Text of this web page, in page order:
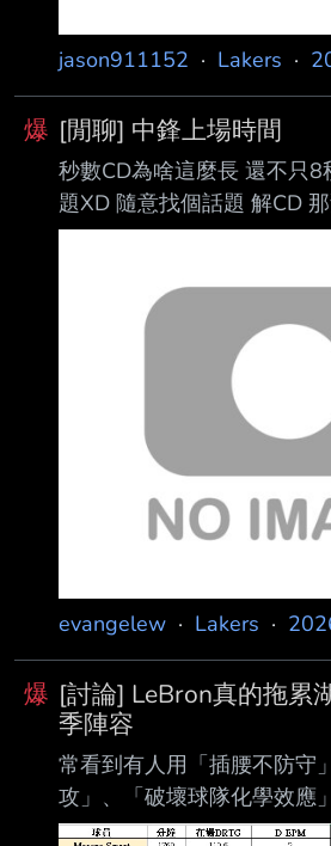
jason911152 · Lakers ·
爆 [閒聊] 中鋒上場時間
秒數CD為啥這麼長 還不只8
題XD 隨意找個話題 解CD
均上場時間好了 上季幾個
31.0 Okongwu 74 31.0
Sengun 72 33.3 Jokic 65
Zubac 48 30.1 其餘中鋒
71 26.9 Duren 70 28
evangelew · Lakers ·
爆 [討論] LeBron真的拖累
季陣容
常看到有人用「插腰不防守
攻」、「破壞球隊化學效應
甚至把湖人防守不佳的責任